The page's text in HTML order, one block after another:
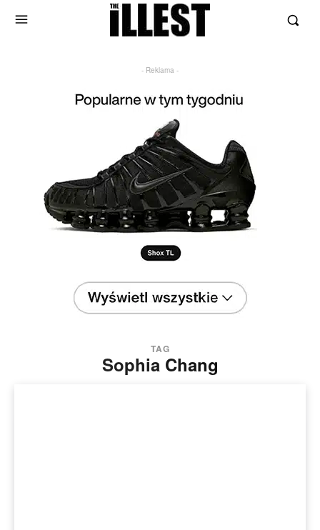
- Reklama -
TAG
Sophia Chang